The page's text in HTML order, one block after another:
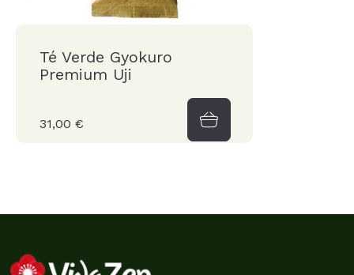
Té Verde Gyokuro
Premium Uji
31,00 €